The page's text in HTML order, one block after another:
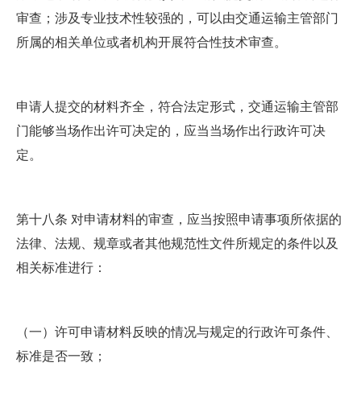
审查；涉及专业技术性较强的，可以由交通运输主管部门
所属的相关单位或者机构开展符合性技术审查。
申请人提交的材料齐全，符合法定形式，交通运输主管部
门能够当场作出许可决定的，应当当场作出行政许可决
定。
第十八条 对申请材料的审查，应当按照申请事项所依据的
法律、法规、规章或者其他规范性文件所规定的条件以及
相关标准进行：
（一）许可申请材料反映的情况与规定的行政许可条件、
标准是否一致；